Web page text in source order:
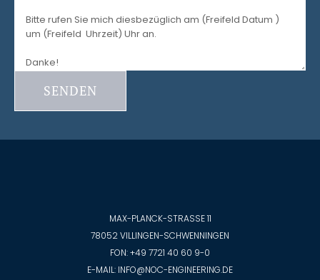
MAX-PLANCK-STRASSE 11
78052 VILLINGEN-SCHWENNINGEN
FON:+49 7721 40 60 9-0
E-MAIL: INFO@NOC-ENGINEERING.DE